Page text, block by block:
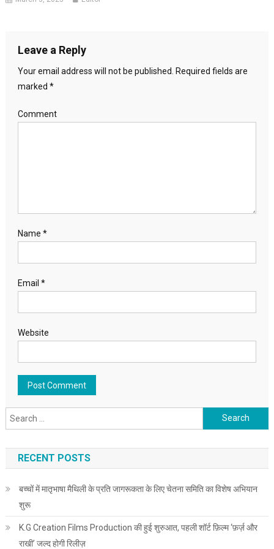
Leave a Reply
Your email address will not be published.
Required fields are
marked *
Comment
Name *
Email *
Website
Search for:
RECENT POSTS
बच्चों में मातृभाषा मैथिली के प्रति जागरूकता के लिए चेतना समिति का विशेष अभियान
शुरू
K.G Creation Films Production की हुई शुरुआत, पहली शॉर्ट फ़िल्म ‘फ़र्ज़ और
राखी’ जल्द होगी रिलीज़